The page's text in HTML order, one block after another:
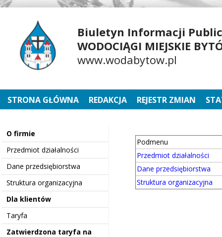
Biuletyn Informacji
WODOCIĄGI MIEJSKIE
www.wodabytow.pl
STRONA GŁÓWNA REDAKCJA REJESTR ZMIAN
O firmie
Przedmiot działalności
Dane przedsiębiorstwa
Struktura organizacyjna
Dla klientów
Taryfa
Zatwierdzona taryfa na
Podmenu
Przedmiot działalności
Dane przedsiębiorstwa
Struktura organizacyjna